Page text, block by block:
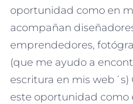
oportunidad como en
acompañan
emprendedores,
(que me ayudo a
escritura en mis web´s)
este oportunidad como